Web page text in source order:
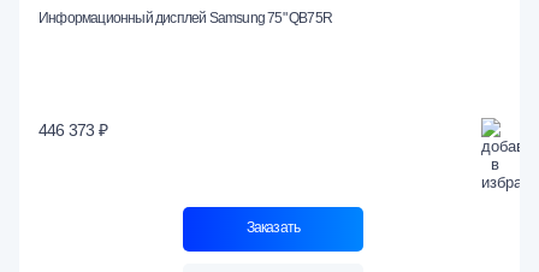
Информационный дисплей Samsung 75" QB75R
446 373 ₽
Заказать